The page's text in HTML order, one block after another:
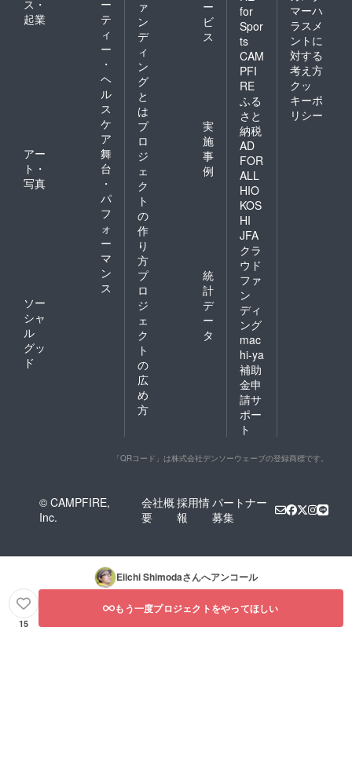
こちら
からの
メール
に記入
がない
場合は
掲載不
要とさ
せてい
ただき
す。 ※
こちら
からの
メール
に記入
がない
場合は
掲載不
要とさ
せてい
不要の
方は、
リター
ン返信
メール
でお知
らせく
い。 ■
上映前
ターン
可能で
す。
ス・
起業
ー
テ
ィ
ー
・
ヘ
ル
ス
ケ
ア
アー
ト・
写真
舞
台
・
パ
フ
ォ
ー
マ
ン
ス
ソー
シャ
ル
グッ
ド
ァ
ン
デ
ィ
ン
グ
と
は
ー
ビ
ス
プ
ロ
ジ
ェ
ク
ト
の
作
り
方
実
施
事
例
プ
ロ
ジ
ェ
ク
ト
の
広
め
方
統
計
デ
ー
タ
for
Spor
ts
CAM
PFI
RE
ふる
さと
納税
AD
FOR
ALL
HIO
KOS
HI
JFA
クラ
ウド
ファ
ン
ディ
ング
mac
hi-ya
補助
金申
請サ
ポー
ト
マーハ
ラスメ
ントに
対する
考え方
クッ
キーポ
リシー
「QRコード」は株式会社デンソーウェーブの登録商標です。
© CAMPFIRE,
Inc.
会社概
要
採用情
報
パートナー
募集
Eiichi Shimodaさんへアンコール
15
もう一度プロジェクトをやってほしい